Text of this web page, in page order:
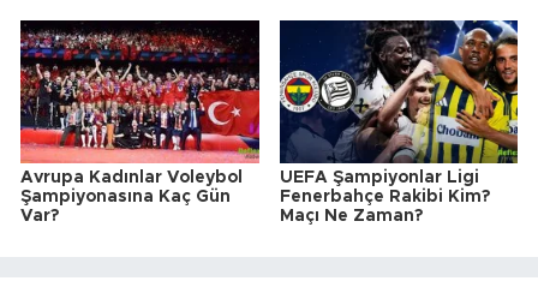
Avrupa Kadınlar Voleybol
Şampiyonasına Kaç Gün
Var?
UEFA Şampiyonlar Ligi
Fenerbahçe Rakibi Kim?
Maçı Ne Zaman?